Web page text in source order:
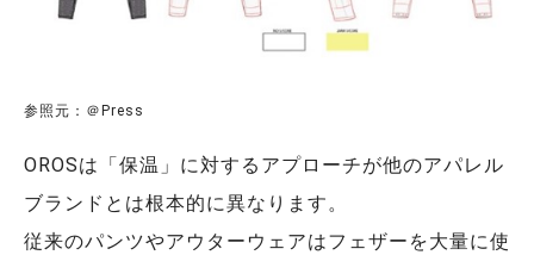
参照元：＠Press
OROSは「保温」に対するアプローチが他のアパレル
ブランドとは根本的に異なります。
従来のパンツやアウターウェアはフェザーを大量に使